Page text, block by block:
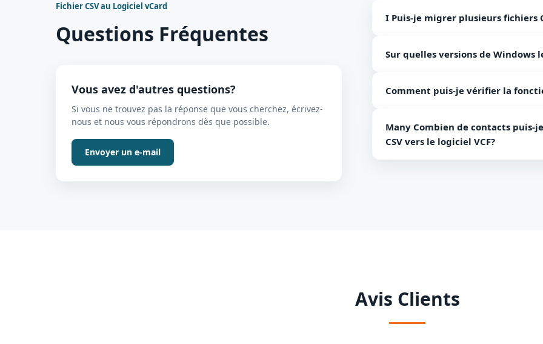
Fichier CSV au Logiciel vCard
Questions Fréquentes
Vous avez d'autres questions?
Si vous ne trouvez pas la réponse que vous cherchez, écrivez-
nous et nous vous répondrons dès que possible.
Envoyer un e-mail
I Puis-je migrer plusieurs fichiers
de fichier CSV unique à la fois.
Sur quelles versions de
de Windows.
Comment puis-je vérifier la
facilement vous familiariser avec les
Many Combien de contacts
CSV vers le logiciel VCF?
Avis Clients